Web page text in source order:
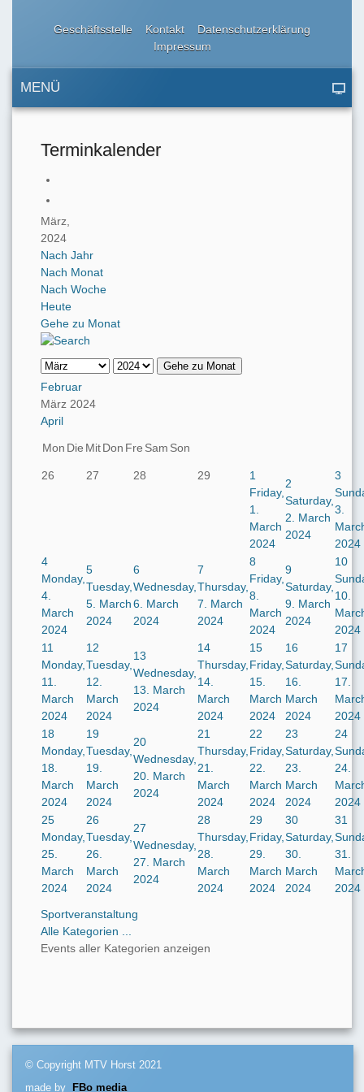
Geschäftsstelle Kontakt
Datenschutzerklärung
Impressum
MENÜ
Terminkalender
März,
2024
Nach Jahr
Nach Monat
Nach Woche
Heute
Gehe zu Monat
Gehe zu Monat
Februar
März 2024
April
Mon Die MitDon Fre Sam Son
26 27 28 29
1
Friday,
1.
March
2024
2
Saturday,
2. March
2024
3
3.
2024
4
Monday,
4.
March
2024
5
Tuesday,
5. March
2024
6
Wednesday,
6. March
2024
7
Thursday,
7. March
2024
8
Friday,
8.
March
2024
9
Saturday,
9. March
2024
10
10.
2024
11
Monday,
11.
March
2024
12
Tuesday,
12.
March
2024
13
Wednesday,
13. March
2024
14
Thursday,
14.
March
2024
15
Friday,
15.
March
2024
16
Saturday,
16.
March
2024
17
17.
2024
18
Monday,
18.
March
2024
19
Tuesday,
19.
March
2024
20
Wednesday,
20. March
2024
21
Thursday,
21.
March
2024
22
Friday,
22.
March
2024
23
Saturday,
23.
March
2024
24
24.
2024
25
Monday,
25.
March
2024
26
Tuesday,
26.
March
2024
27
Wednesday,
27. March
2024
28
Thursday,
28.
March
2024
29
Friday,
29.
March
2024
30
Saturday,
30.
March
2024
31
31.
2024
Sportveranstaltung
Alle Kategorien ...
Events aller Kategorien anzeigen
© Copyright MTV Horst 2021
made by
FBo media